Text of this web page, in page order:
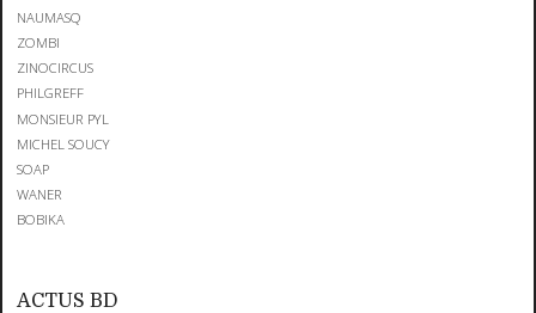
NAUMASQ
ZOMBI
ZINOCIRCUS
PHILGREFF
MONSIEUR PYL
MICHEL SOUCY
SOAP
WANER
BOBIKA
ACTUS BD